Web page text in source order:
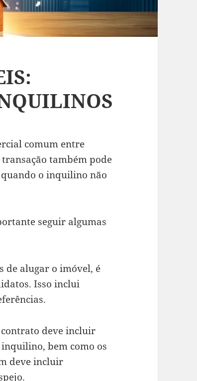
comum entre
também pode
o inquilino não
seguir algumas
de alugar o imóvel, é
Isso inclui
contrato deve incluir
bem como os
deve incluir